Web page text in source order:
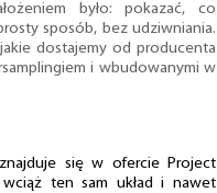
było: pokazać, co
sposób, bez udziwniania.
dostajemy od producenta
i wbudowanymi w
się w ofercie Project
ten sam układ i nawet